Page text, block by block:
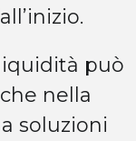
può
nella
soluzioni